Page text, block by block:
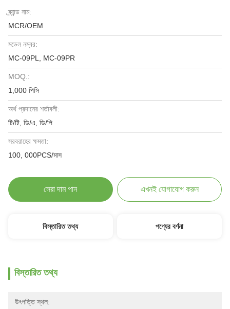
ব্র্যান্ড নাম:
MCR/OEM
মডেল নম্বর:
MC-09PL, MC-09PR
MOQ.:
1,000 পিসি
অর্থ প্রদানের শর্তাবলী:
টি/টি, ডি/এ, ডি/পি
সরবরাহের ক্ষমতা:
100, 000PCS/মাস
সেরা দাম পান এখনই যোগাযোগ করুন
বিস্তারিত তথ্য পণ্যের বর্ণনা
বিস্তারিত তথ্য
উৎপত্তি স্থল: